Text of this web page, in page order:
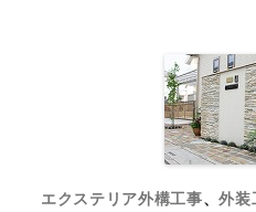
エクステリア外構工事、外装